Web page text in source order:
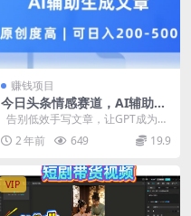
赚钱项目
今日头条情感赛道，AI辅助生
成文章，原创度高，可日入2
张
告别低效手写文章，让GPT成为你
的高效生产力工具。以前你要绞尽
脑汁...2 年前 649 19.9
VIP